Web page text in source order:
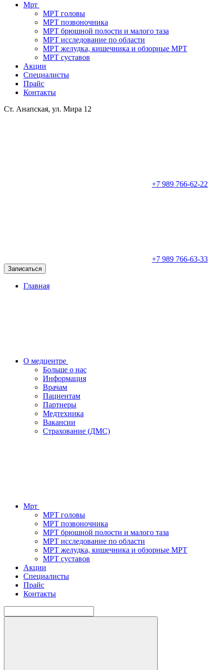
Мрт
МРТ головы
МРТ позвоночника
МРТ брюшной полости и малого таза
МРТ исследование по области
МРТ желудка, кишечника и обзорные МРТ
МРТ суставов
Акции
Специалисты
Прайс
Контакты
Ст. Анапская, ул. Мира 12
+7 989 766-62-22
+7 989 766-63-33
Записаться
Главная
О медцентре
Больше о нас
Информация
Врачам
Пациентам
Партнеры
Медтехника
Вакансии
Страхование (ДМС)
Мрт
МРТ головы
МРТ позвоночника
МРТ брюшной полости и малого таза
МРТ исследование по области
МРТ желудка, кишечника и обзорные МРТ
МРТ суставов
Акции
Специалисты
Прайс
Контакты